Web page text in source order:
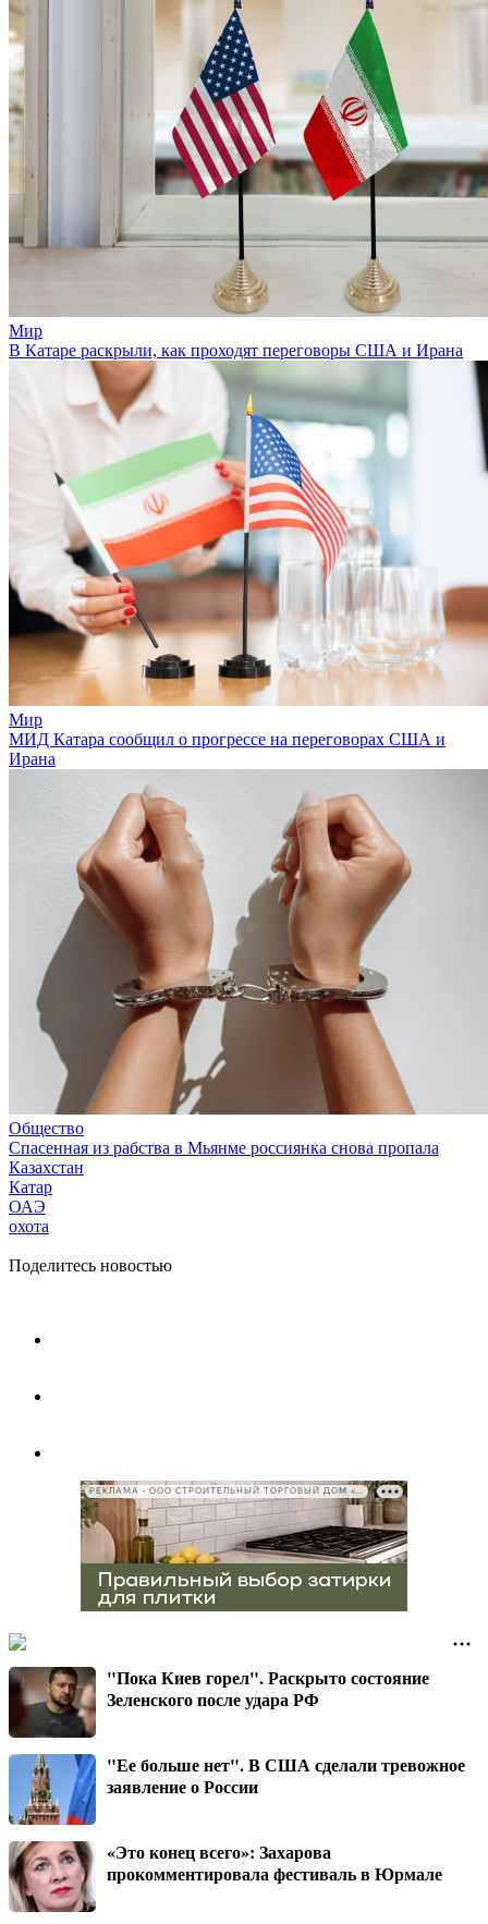
Мир
В Катаре раскрыли, как проходят переговоры США и Ирана
Мир
МИД Катара сообщил о прогрессе на переговорах США и
Ирана
Общество
Спасенная из рабства в Мьянме россиянка снова пропала
Казахстан
Катар
ОАЭ
охота
Поделитесь новостью
РЕКЛАМА • ООО СТРОИТЕЛЬНЫЙ ТОРГОВЫЙ ДОМ «ПЕТРОВИЧ», ИНН 7802348846
"Пока Киев горел". Раскрыто состояние
Зеленского после удара РФ
"Ее больше нет". В США сделали тревожное
заявление о России
«Это конец всего»: Захарова
прокомментировала фестиваль в Юрмале